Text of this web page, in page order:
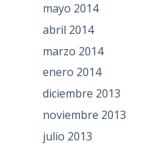
mayo 2014
abril 2014
marzo 2014
enero 2014
diciembre 2013
noviembre 2013
julio 2013